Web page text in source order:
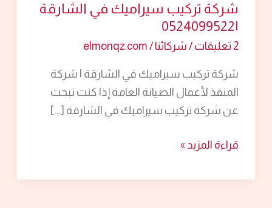
شركة تركيب سيراميك في الشارقة
|0524099522
2 تعليقات /شركائنا/
elmonqz.com
شركة تركيب سيراميك في الشارقة | شركة
المنقذ لأعمال الصيانة العامة إذا كنت تبحث
عن شركة تركيب سيراميك في الشارقة […]
قراءة المزيد »